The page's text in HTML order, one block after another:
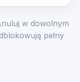
w dowolnym
pełny